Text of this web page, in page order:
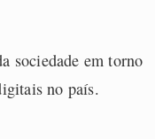
sociedade em torno
no país.